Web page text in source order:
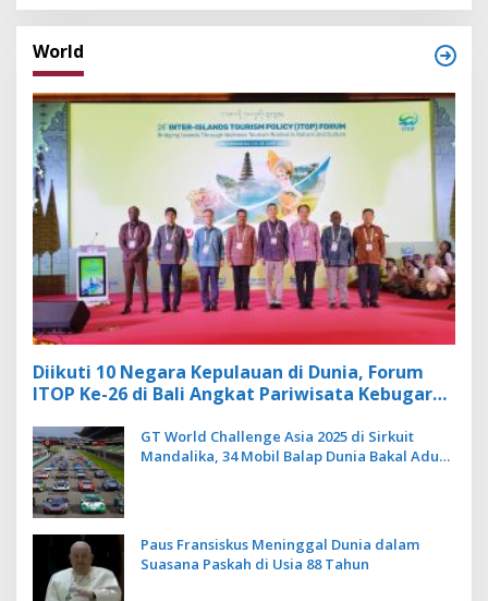
World
Diikuti 10 Negara Kepulauan di Dunia, Forum
ITOP Ke-26 di Bali Angkat Pariwisata Kebugaran
GT World Challenge Asia 2025 di Sirkuit
Mandalika, 34 Mobil Balap Dunia Bakal Adu
Paus Fransiskus Meninggal Dunia dalam
Suasana Paskah di Usia 88 Tahun